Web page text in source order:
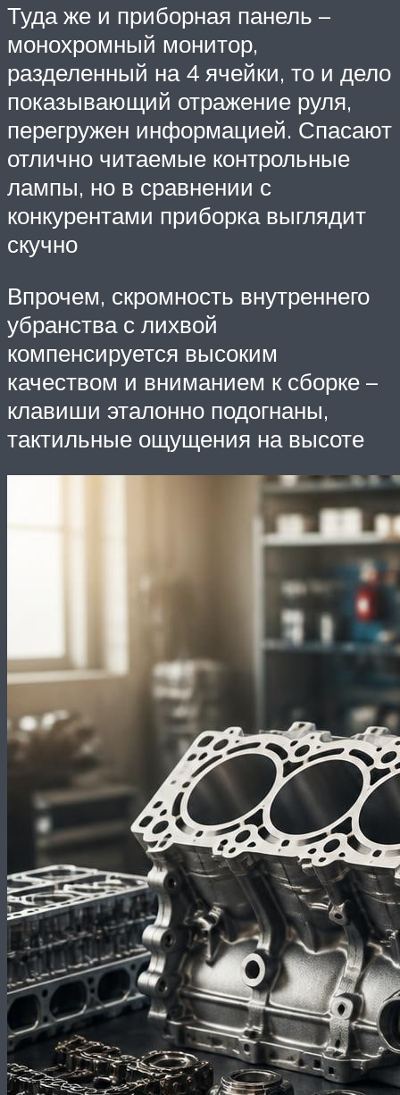
Туда же и приборная панель –
монохромный монитор,
разделенный на 4 ячейки, то и дело
показывающий отражение руля,
перегружен информацией. Спасают
отлично читаемые контрольные
лампы, но в сравнении с
конкурентами приборка выглядит
скучно
Впрочем, скромность внутреннего
убранства с лихвой
компенсируется высоким
качеством и вниманием к сборке –
клавиши эталонно подогнаны,
тактильные ощущения на высоте